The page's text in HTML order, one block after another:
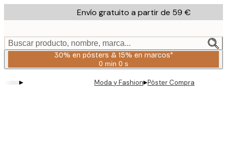
to
content.
Envío gratuito a partir de 59 €
Buscar producto, nombre, marca...
30% en pósters & 15% en marcos*
0 min 0 s
Válido
2026-
▸ Moda y Fashion▸Póster Compra